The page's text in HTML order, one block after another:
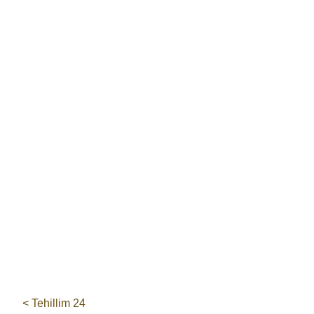
< Tehillim 24